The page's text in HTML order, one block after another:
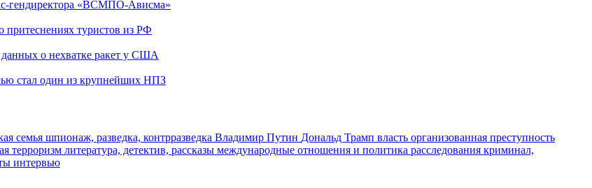
гендиректора «ВСМПО-Ависма»
притеснениях туристов из РФ
о нехватке ракет у США
стал один из крупнейших НПЗ
семья шпионаж, разведка, контрразведка Владимир Путин Дональд Трамп власть организованная преступность
терроризм литература, детектив, рассказы международные отношения и политика расследования криминал,
интервью